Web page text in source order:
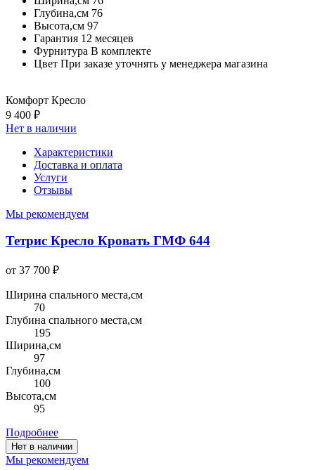
Глубина,см 76
Высота,см 97
Гарантия 12 месяцев
Фурнитура В комплекте
Цвет При заказе уточнять у менеджера магазина
Комфорт Кресло
9 400 ₽
Нет в наличии
Характеристики
Доставка и оплата
Услуги
Отзывы
Мы рекомендуем
Тетрис Кресло Кровать ГМФ 644
от 37 700 ₽
Ширина спального места,см
70
Глубина спального места,см
195
Ширина,см
97
Глубина,см
100
Высота,см
95
Подробнее
Нет в наличии
Мы рекомендуем